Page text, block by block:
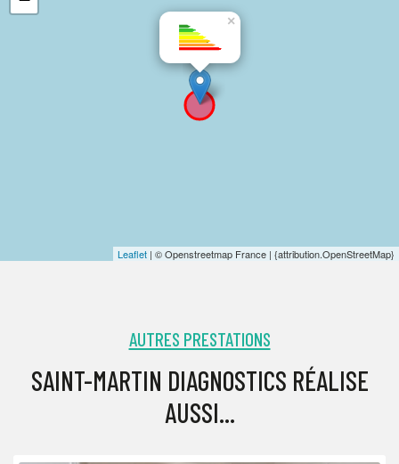
×
Leaflet | © Openstreetmap France | {attribution.OpenStreetMap}
AUTRES PRESTATIONS
SAINT-MARTIN DIAGNOSTICS RÉALISE
AUSSI...